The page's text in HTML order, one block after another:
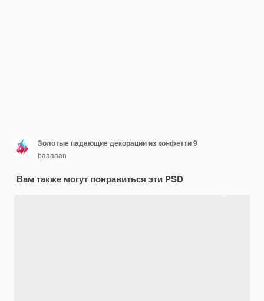
Золотые падающие декорации из конфетти 9
haaaaan
Вам также могут понравиться эти PSD